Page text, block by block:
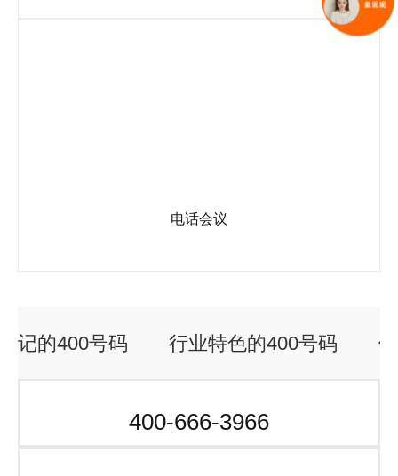
可根据企业要求定制欢迎语音，必备功能，彰显正规!
电话会议
记的400号码 行业特色的400号码
400-666-3966